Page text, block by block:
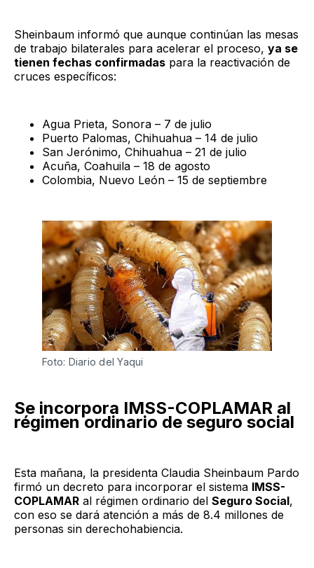
Sheinbaum informó que aunque continúan las mesas
de trabajo bilaterales para acelerar el proceso, ya se
tienen fechas confirmadas para la reactivación de
cruces específicos:
Agua Prieta, Sonora – 7 de julio
Puerto Palomas, Chihuahua – 14 de julio
San Jerónimo, Chihuahua – 21 de julio
Acuña, Coahuila – 18 de agosto
Colombia, Nuevo León – 15 de septiembre
Foto: Diario del Yaqui
Se incorpora IMSS-COPLAMAR al
régimen ordinario de seguro social
Esta mañana, la presidenta Claudia Sheinbaum Pardo
firmó un decreto para incorporar el sistema IMSS-
COPLAMAR al régimen ordinario del Seguro Social,
con eso se dará atención a más de 8.4 millones de
personas sin derechohabiencia.